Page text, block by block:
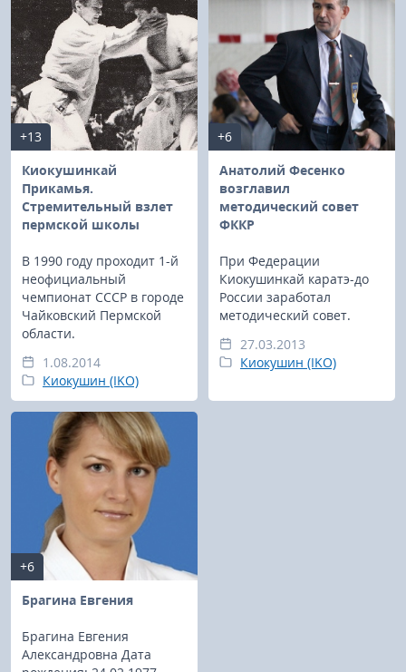
+13
Киокушинкай
Прикамья.
Стремительный взлет
пермской школы
В 1990 году проходит 1-й
неофициальный
чемпионат СССР в городе
Чайковский Пермской
области.
1.08.2014
Киокушин (IKO)
+6
Анатолий Фесенко
возглавил
методический совет
ФККР
При Федерации
Киокушинкай каратэ-до
России заработал
методический совет.
27.03.2013
Киокушин (IKO)
+6
Брагина Евгения
Брагина Евгения
Александровна Дата